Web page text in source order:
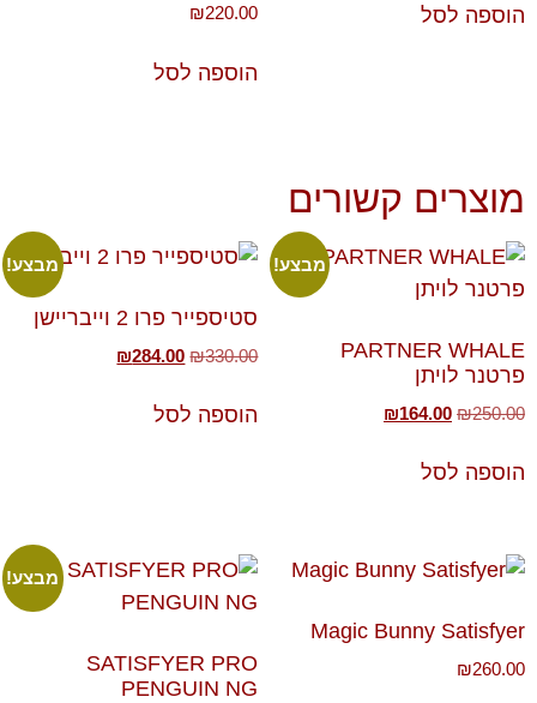
הוספה לסל ₪220.00
הוספה לסל
מוצרים קשורים
מבצע!
PARTNER WHALE
פרטנר לויתן
₪250.00
₪164.00
הוספה לסל
מבצע!
סטיספייר פרו 2 וייבריישן
₪330.00
₪284.00
הוספה לסל
Magic Bunny Satisfyer
₪260.00
מבצע!
SATISFYER PRO
PENGUIN NG